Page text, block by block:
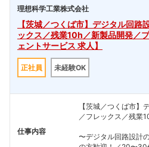
理想科学工業株式会社
【茨城／つくば市】デジタル回
ックス／残業10h／新製品開発／
ェントサービス 求人】
正社員 未経験OK
仕事内容
【茨城／つくば市
／フレックス／残業
〜デジタル回路設計